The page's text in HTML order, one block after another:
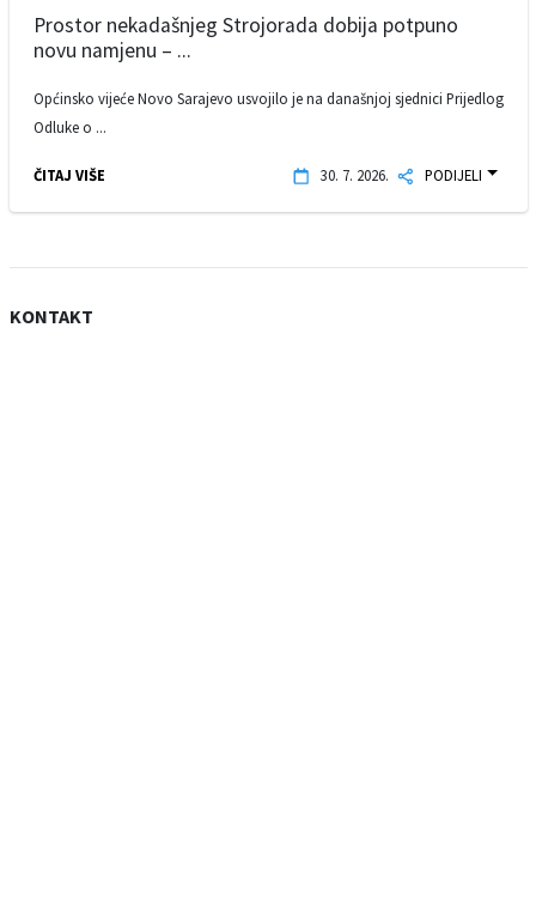
Prostor nekadašnjeg Strojorada dobija potpuno
novu namjenu – ...
Općinsko vijeće Novo Sarajevo usvojilo je na današnjoj sjednici Prijedlog
Odluke o ...
ČITAJ VIŠE 30. 7. 2026. PODIJELI
KONTAKT